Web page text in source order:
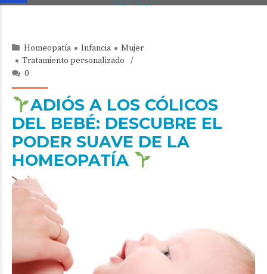
Homeopatía Infancia
Mujer
Tratamiento personalizado
0
ADIÓS A LOS CÓLICOS
DEL BEBÉ: DESCUBRE EL
PODER SUAVE DE LA
HOMEOPATÍA